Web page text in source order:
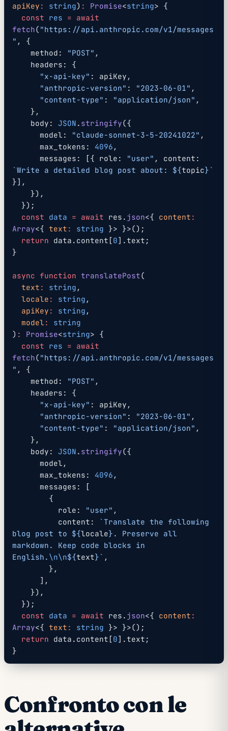
apiKey : string) : Promise<string> {
  const
res = await
fetch( "https://api.anthropic.com/v1/messages
" , {
    method:
"POST" ,
    headers: {
      "x-api-key"
: apiKey,
      "anthropic-version"
: "2023-06-01" ,
      "content-type"
: "application/json" ,
    },
    body:
JSON . stringify({
      model:
"claude-sonnet-3-5-20241022" ,
      max_tokens:
4096 ,
      messages: [{ role:
"user"
`Write a detailed blog post about: ${topic}`
}],
    }),
  });
  const
data = await res. json<{ content :
Array<{ text : string }> }>();
  return
data.content[0].text;
}
async function translatePost(
  text
: string ,
  locale
: string ,
  apiKey
: string ,
  model
:
string
) : Promise<string> {
  const
res = await
fetch( "https://api.anthropic.com/v1/messages
" , {
    method:
"POST" ,
    headers: {
      "x-api-key"
: apiKey,
      "anthropic-version"
: "2023-06-01" ,
      "content-type"
: "application/json" ,
    },
    body:
JSON . stringify({
      model,
      max_tokens:
4096 ,
      messages: [
        {
          role:
"user" ,
          content:
`Translate the following
blog post to ${locale}. Preserve all
markdown. Keep code blocks in
English. \n\n${text}` ,
        },
      ],
    }),
  });
  const
data = await res. json<{ content :
Array<{ text : string }> }>();
  return
data.content[0].text;
}
Confronto con le